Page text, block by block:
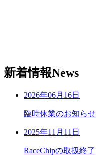
新着情報News
2026年06月16日
臨時休業のお知らせ
2025年11月11日
RaceChipの取扱終了